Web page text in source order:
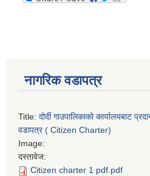
नागरिक वडापत्र
Title: दोर्दी गाउपालिकाको कार्यालयबाट
वडापत्र ( Citizen Charter)
Image:
दस्तावेज:
Citizen charter 1 pdf.pdf